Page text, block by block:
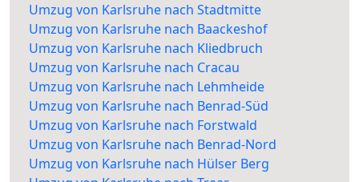
Umzug von Karlsruhe nach Stadtmitte
Umzug von Karlsruhe nach Baackeshof
Umzug von Karlsruhe nach Kliedbruch
Umzug von Karlsruhe nach Cracau
Umzug von Karlsruhe nach Lehmheide
Umzug von Karlsruhe nach Benrad-Süd
Umzug von Karlsruhe nach Forstwald
Umzug von Karlsruhe nach Benrad-Nord
Umzug von Karlsruhe nach Hülser Berg